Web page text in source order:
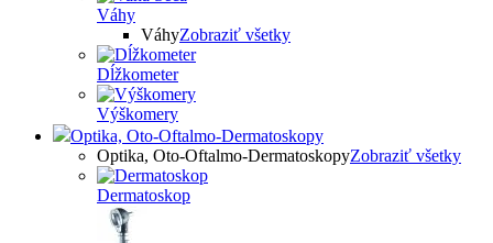
Váhy
VáhyZobraziť všetky
Dĺžkometer
Výškomery
Optika, Oto-Oftalmo-Dermatoskopy
Optika, Oto-Oftalmo-DermatoskopyZobraziť všetky
Dermatoskop